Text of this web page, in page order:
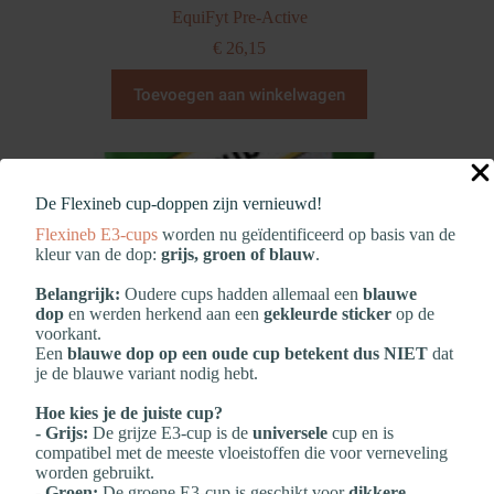
De Flexineb cup‑doppen zijn vernieuwd!
Flexineb E3‑cups worden nu geïdentificeerd op basis van de
kleur van de dop: grijs, groen of blauw.
Belangrijk: Oudere cups hadden allemaal een blauwe
dop en werden herkend aan een gekleurde sticker op de
voorkant.
Een blauwe dop op een oude cup betekent dus NIET dat
je de blauwe variant nodig hebt.
Hoe kies je de juiste cup?
- Grijs: De grijze E3‑cup is de universele cup en is
compatibel met de meeste vloeistoffen die voor verneveling
worden gebruikt.
EquiFyt Pre-Active
€ 26,15
Toevoegen aan winkelwagen